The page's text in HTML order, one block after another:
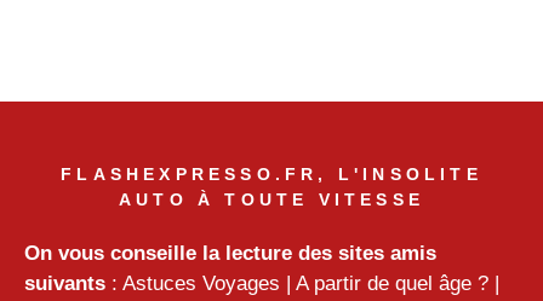
FLASHEXPRESSO.FR, L'INSOLITE
AUTO À TOUTE VITESSE
On vous conseille la lecture des sites amis
suivants : Astuces Voyages | A partir de quel âge ? |